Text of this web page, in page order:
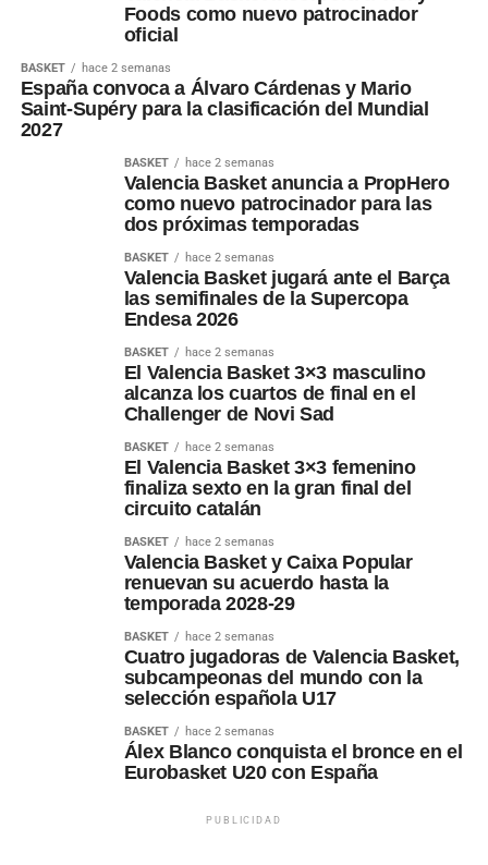
Foods como nuevo patrocinador
oficial
BASKET hace 2 semanas
España convoca a Álvaro Cárdenas y Mario
Saint-Supéry para la clasificación del Mundial
2027
BASKET hace 2 semanas
Valencia Basket anuncia a PropHero
como nuevo patrocinador para las
dos próximas temporadas
BASKET hace 2 semanas
Valencia Basket jugará ante el Barça
las semifinales de la Supercopa
Endesa 2026
BASKET hace 2 semanas
El Valencia Basket 3×3 masculino
alcanza los cuartos de final en el
Challenger de Novi Sad
BASKET hace 2 semanas
El Valencia Basket 3×3 femenino
finaliza sexto en la gran final del
circuito catalán
BASKET hace 2 semanas
Valencia Basket y Caixa Popular
renuevan su acuerdo hasta la
temporada 2028-29
BASKET hace 2 semanas
Cuatro jugadoras de Valencia Basket,
subcampeonas del mundo con la
selección española U17
BASKET hace 2 semanas
Álex Blanco conquista el bronce en el
Eurobasket U20 con España
PUBLICIDAD